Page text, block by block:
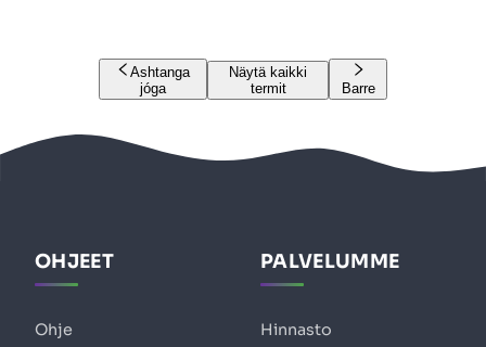
Ashtanga
jóga
Näytä kaikki
termit
Barre
OHJEET
Ohje
PALVELUMME
Hinnasto